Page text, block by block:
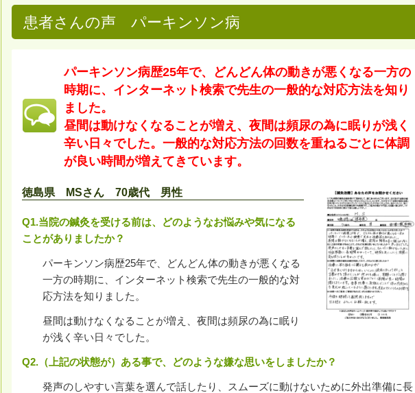
患者さんの声 パーキンソン病
パーキンソン病歴25年で、どんどん体の動きが悪くなる一方の
時期に、インターネット検索で先生の一般的な対応方法を知り
ました。
昼間は動けなくなることが増え、夜間は頻尿の為に眠りが浅く
辛い日々でした。一般的な対応方法の回数を重ねるごとに体調
が良い時間が増えてきています。
徳島県 MSさん 70歳代 男性
Q1.当院の鍼灸を受ける前は、どのようなお悩みや気になる
ことがありましたか？
パーキンソン病歴25年で、どんどん体の動きが悪くなる
一方の時期に、インターネット検索で先生の一般的な対
応方法を知りました。
昼間は動けなくなることが増え、夜間は頻尿の為に眠り
が浅く辛い日々でした。
Q2.（上記の状態が）ある事で、どのような嫌な思いをしましたか？
発声のしやすい言葉を選んで話したり、スムーズに動けないために外出準備に長